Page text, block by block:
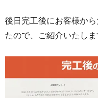
後日完工後にお客様か
たので、ご紹介いたしま